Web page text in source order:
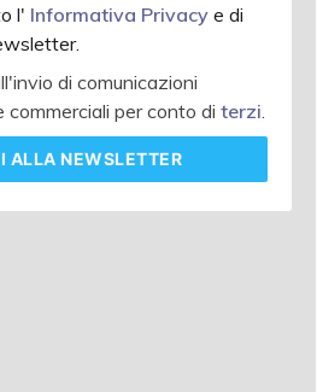
l' Informativa Privacy e di
di comunicazioni
commerciali per conto di terzi
ALLA NEWSLETTER